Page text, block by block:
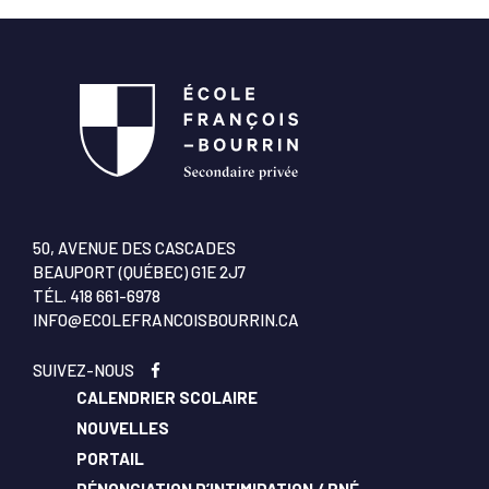
50, AVENUE DES CASCADES
BEAUPORT (QUÉBEC) G1E 2J7
TÉL. 418 661-6978
INFO@ECOLEFRANCOISBOURRIN.CA
SUIVEZ-NOUS
CALENDRIER SCOLAIRE
NOUVELLES
PORTAIL